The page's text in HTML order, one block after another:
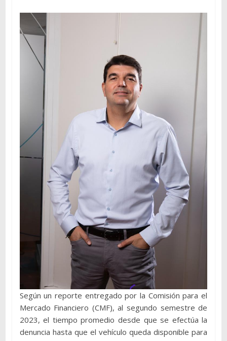
Según un reporte entregado por la Comisión para el
Mercado Financiero (CMF), al segundo semestre de
2023, el tiempo promedio desde que se efectúa la
denuncia hasta que el vehículo queda disponible para